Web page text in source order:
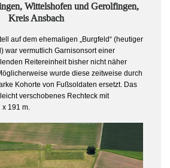
Wittelshofen und Gerolfingen,
Kreis Ansbach
auf dem ehemaligen „Burgfeld“ (heutiger
war vermutlich Garnisonsort einer
Reitereinheit bisher nicht näher
wurde diese zeitweise durch
Kohorte von Fußsoldaten ersetzt. Das
verschobenes Rechteck mit
x 191 m.